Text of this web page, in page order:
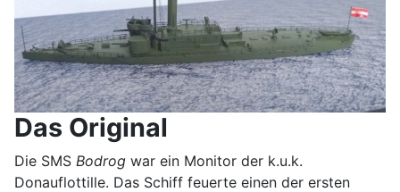
Das Original
Die SMS Bodrog war ein Monitor der k.u.k.
Donauflottille. Das Schiff feuerte einen der ersten